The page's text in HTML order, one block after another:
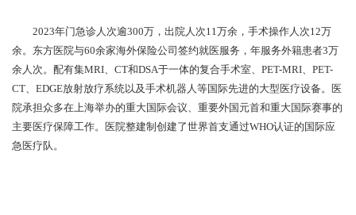
2023年门急诊人次逾300万，出院人次11万余，手术操作人次12万
余。东方医院与60余家海外保险公司签约就医服务，年服务外籍患者3万
余人次。配有集MRI、CT和DSA于一体的复合手术室、PET-MRI、PET-
CT、EDGE放射放疗系统以及手术机器人等国际先进的大型医疗设备。医
院承担众多在上海举办的重大国际会议、重要外国元首和重大国际赛事的
主要医疗保障工作。医院整建制创建了世界首支通过WHO认证的国际应
急医疗队。